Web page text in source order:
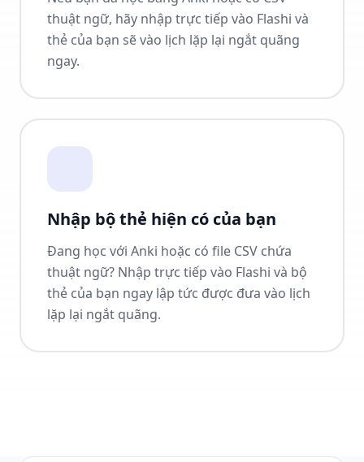
thuật ngữ, hãy nhập trực tiếp vào Flashi và
thẻ của bạn sẽ vào lịch lặp lại ngắt quãng
ngay.
Nhập bộ thẻ hiện có của bạn
Đang học với Anki hoặc có file CSV chứa
thuật ngữ? Nhập trực tiếp vào Flashi và bộ
thẻ của bạn ngay lập tức được đưa vào lịch
lặp lại ngắt quãng.